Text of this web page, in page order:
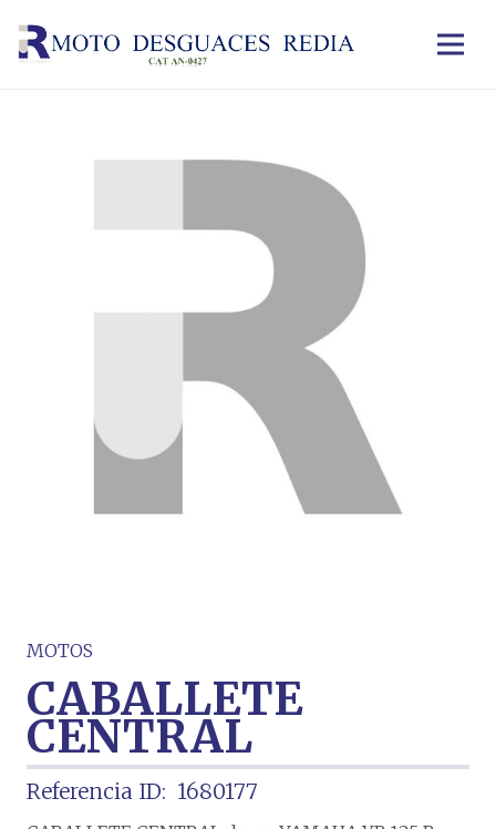
MOTOS
CABALLETE
CENTRAL
Referencia ID: 1680177